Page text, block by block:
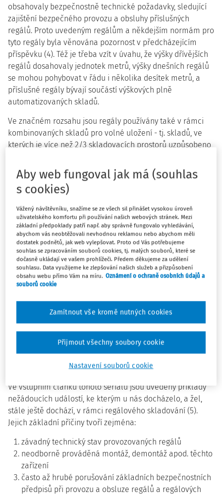
obsahovaly bezpečnostně technické požadavky, sledující
zajištění bezpečného provozu a obsluhy příslušných
regálů. Proto uvedeným regálům a někdejším normám pro
tyto regály byla věnována pozornost v předcházejícím
příspěvku (4). Též je třeba vzít v úvahu, že výšky dřívějších
regálů dosahovaly jednotek metrů, výšky dnešních regálů
se mohou pohybovat v řádu i několika desítek metrů, a
příslušné regály bývají součástí výškových plně
automatizovaných skladů.
Ve značném rozsahu jsou regály používány také v rámci
kombinovaných skladů pro volné uložení - tj. skladů, ve
kterých je více než 2/3 skladovacích prostorů uzpůsobeno
nejrůznějších výrobně-provozních objektů. V předloženém
článku je regálům věnována pozornost, v nejširším
rozsahu jejich používání, a to zejména:
regálům omezené výšky, které jsou obsluhovány
výhradně ručně
regálům dosahujícím výšky jednotek metrů, které jsou
obsluhovány vysokozdvižnými vozíky
regálům zejména přesahujícím výšku 10 metrů, které
jsou obsluhovány regálovými zakladači řízenými ručně
regálům přesahujícím výšku 10 metrů, které jsou
poloautomatickým nebo automatickým řízení
regálům dosahujícím výšky až několik desítek metrů
výhradně s automatickým provozem.
Současná soustava technických
norem pro regály
Ve vstupním článku tohoto seriálu jsou uvedeny příklady
nežádoucích událostí, ke kterým u nás docházelo, a žel,
stále ještě dochází, v rámci regálového skladování (5).
Jejich základní příčiny tvoří zejména:
závadný technický stav provozovaných regálů
neodborně prováděná montáž, demontáž apod. těchto
zařízení
často až hrubé porušování základních bezpečnostních
předpisů při provozu a obsluze regálů a regálových
Aby web fungoval jak má (souhlas
s cookies)
Vážený návštěvníku, snažíme se ze všech sil přinášet vysokou úroveň
uživatelského komfortu při používání našich webových stránek. Mezi
základní předpoklady patří např. aby správně fungovalo vyhledávání,
abychom vás neobtěžovali nevhodnou reklamou nebo abychom měli
dostatek podnětů, jak web vylepšovat. Proto od Vás potřebujeme
souhlas se zpracováním souborů cookies, tj. malých souborů, které se
dočasně ukládají ve vašem prohlížeči. Předem děkujeme za udělení
souhlasu. Data využijeme ke zlepšování našich služeb a přizpůsobení
obsahu webu přímo Vám na míru. Oznámení o ochraně osobních údajů a
souborů cookie
Nastavení souborů cookie
Zamítnout vše kromě nutných cookies
Přijmout všechny soubory cookie